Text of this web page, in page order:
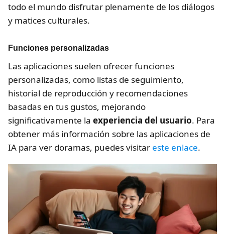
todo el mundo disfrutar plenamente de los diálogos
y matices culturales.
Funciones personalizadas
Las aplicaciones suelen ofrecer funciones
personalizadas, como listas de seguimiento,
historial de reproducción y recomendaciones
basadas en tus gustos, mejorando
significativamente la experiencia del usuario. Para
obtener más información sobre las aplicaciones de
IA para ver doramas, puedes visitar este enlace.